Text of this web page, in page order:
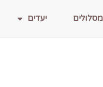
מסלולים יעדים